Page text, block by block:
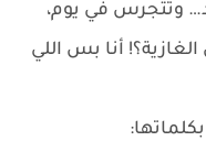
وتتجرس في يوم،
أنا بس اللي